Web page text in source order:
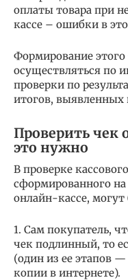
оплаты товара при
кассе – ошибки в
Формирование
осуществляться по
проверки по
итогов, выявленных
Проверить чек
это нужно
В проверке
сформированного
онлайн-кассе,
1. Сам покупатель,
чек подлинный, то
(один из ее этапов
копии в интернете).